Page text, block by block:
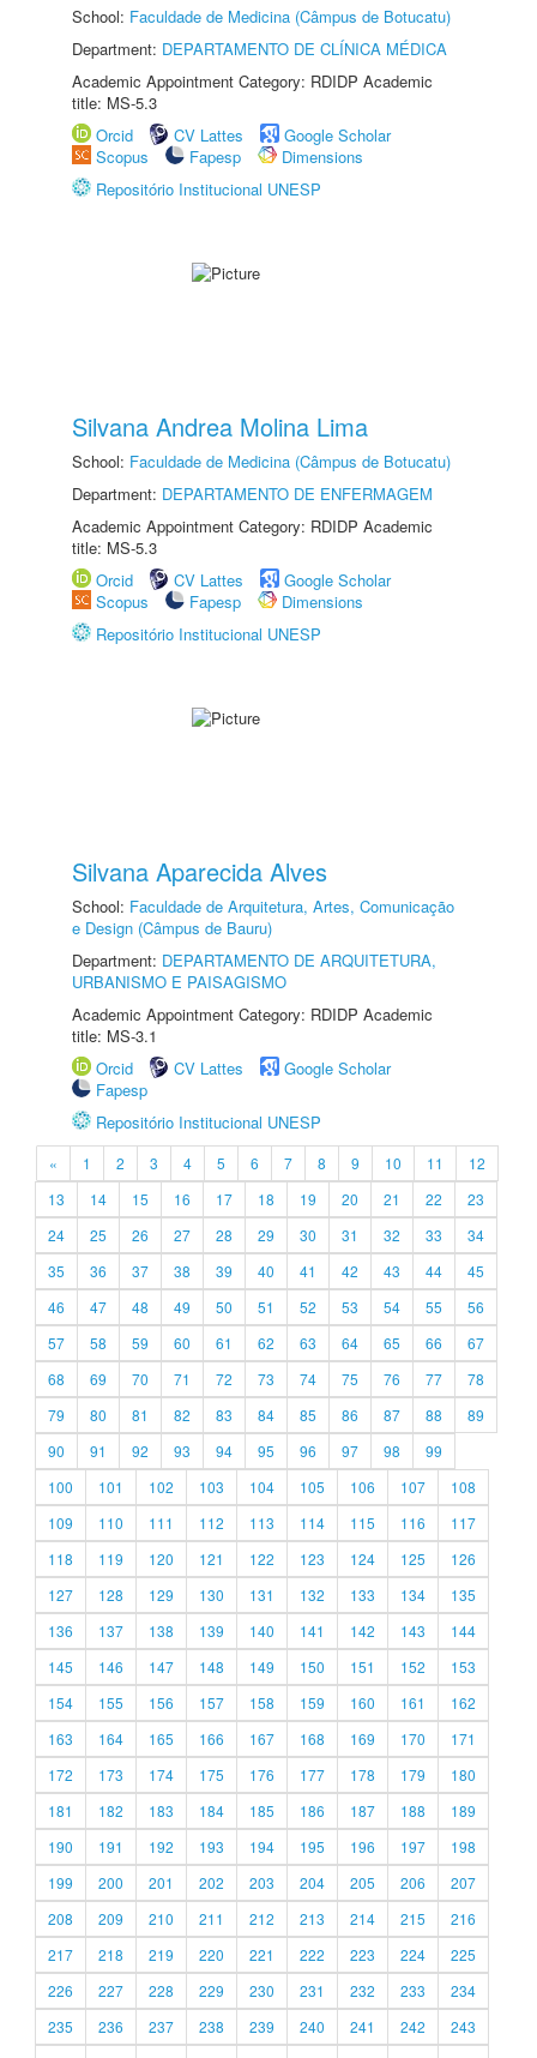
School: Faculdade de Medicina (Câmpus de Botucatu)
Department: DEPARTAMENTO DE CLÍNICA MÉDICA
Academic Appointment Category: RDIDP Academic
title: MS-5.3
Orcid
CV Lattes
Google Scholar
Scopus
Fapesp
Dimensions
Repositório Institucional UNESP
Silvana Andrea Molina Lima
School: Faculdade de Medicina (Câmpus de Botucatu)
Department: DEPARTAMENTO DE ENFERMAGEM
Academic Appointment Category: RDIDP Academic
title: MS-5.3
Orcid
CV Lattes
Google Scholar
Scopus
Fapesp
Dimensions
Repositório Institucional UNESP
Silvana Aparecida Alves
School: Faculdade de Arquitetura, Artes, Comunicação
e Design (Câmpus de Bauru)
Department: DEPARTAMENTO DE ARQUITETURA,
URBANISMO E PAISAGISMO
Academic Appointment Category: RDIDP Academic
title: MS-3.1
Orcid
CV Lattes
Google Scholar
Fapesp
Repositório Institucional UNESP
« 1 2 3 4 5 6 7 8 9 10 11
12
13
14 15 16 17 18 19 20 21 22
23
24
25 26 27 28 29 30 31 32 33
34
35
36 37 38 39 40 41 42 43 44
45
46
47 48 49 50 51 52 53 54 55
56
57
58 59 60 61 62 63 64 65 66
67
68
69 70 71 72 73 74 75 76 77
78
79
80 81 82 83 84 85 86 87 88
89
90
91 92 93 94 95 96 97 98
99
100
101 102 103 104 105 106 107
108
109
110 111 112 113 114 115 116
117
118
119 120 121 122 123 124 125
126
127
128 129 130 131 132 133 134
135
136
137 138 139 140 141 142 143
144
145
146 147 148 149 150 151 152
153
154
155 156 157 158 159 160 161
162
163
164 165 166 167 168 169 170
171
172
173 174 175 176 177 178 179
180
181
182 183 184 185 186 187 188
189
190
191 192 193 194 195 196 197
198
199
200 201 202 203 204 205 206
207
208
209 210 211 212 213 214 215
216
217
218 219 220 221 222 223 224
225
226
227 228 229 230 231 232 233
234
235
236 237 238 239 240 241 242
243